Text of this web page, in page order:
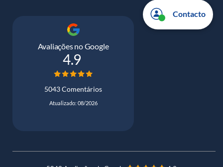
Avaliações no Google
4.9
5043 Comentários
Atualizado: 08/2026
Contacto